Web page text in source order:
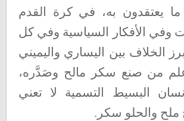
يعتقدون به، في كرة القدم
وفي الأفكار السياسية وفي كل
الخلاف بين اليساري واليميني
من صنع سكر مالح وصَدَّره،
البسيط التسمية لا تعني
ملح والحلو سكر .